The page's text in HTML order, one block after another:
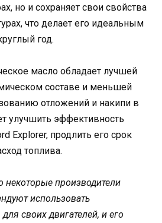
но и сохраняет свои свойства
что делает его идеальным
год.
масло обладает лучшей
составе и меньшей
отложений и накипи в
улучшить эффективность
Explorer, продлить его срок
топлива.
некоторые производители
использовать
своих двигателей, и его